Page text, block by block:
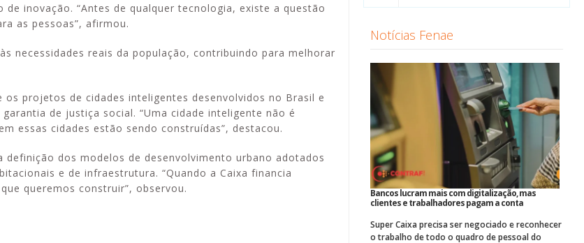
inovação. “Antes de qualquer tecnologia, existe a questão
as pessoas”, afirmou.
necessidades reais da população, contribuindo para melhorar
projetos de cidades inteligentes desenvolvidos no Brasil e
de justiça social. “Uma cidade inteligente não é
essas cidades estão sendo construídas”, destacou.
dos modelos de desenvolvimento urbano adotados
e de infraestrutura. “Quando a Caixa financia
queremos construir”, observou.
Notícias Fenae
Bancos lucram mais com digitalização, mas
clientes e trabalhadores pagam a conta
Super Caixa precisa ser negociado e reconhecer
o trabalho de todo o quadro de pessoal do